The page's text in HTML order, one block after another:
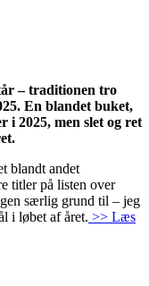
– traditionen tro
En blandet buket,
i 2025, men slet og ret
blandt andet
titler på listen over
særlig grund til – jeg
i løbet af året. >> Læs